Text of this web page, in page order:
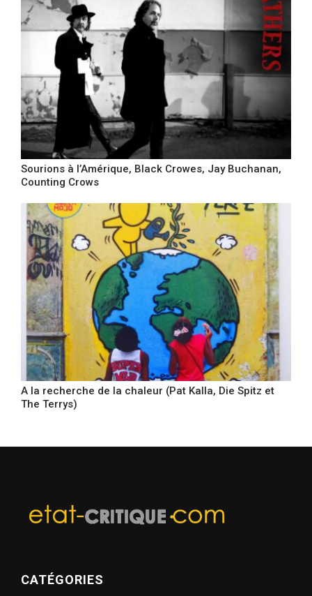
Sourions à l’Amérique, Black Crowes, Jay Buchanan,
Counting Crows
A la recherche de la chaleur (Pat Kalla, Die Spitz et
The Terrys)
CATÉGORIES